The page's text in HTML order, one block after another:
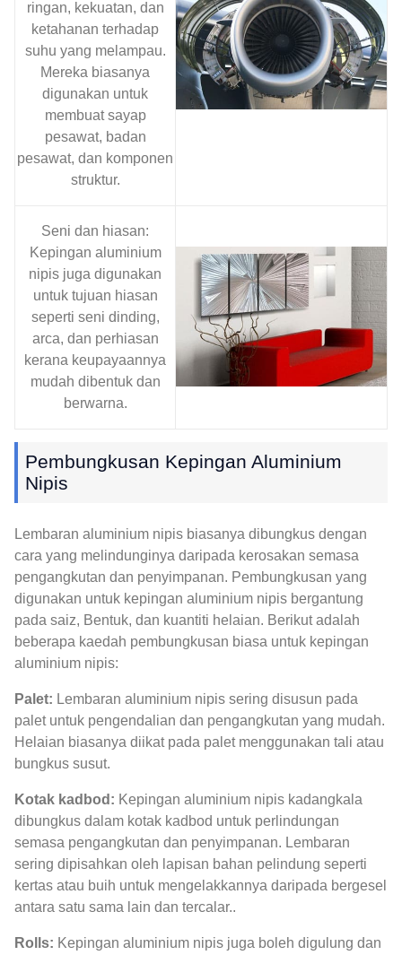
ringan, kekuatan, dan
ketahanan terhadap
suhu yang melampau.
Mereka biasanya
digunakan untuk
membuat sayap
pesawat, badan
pesawat, dan komponen
struktur.
Seni dan hiasan:
Kepingan aluminium
nipis juga digunakan
untuk tujuan hiasan
seperti seni dinding,
arca, dan perhiasan
kerana keupayaannya
mudah dibentuk dan
berwarna.
Pembungkusan Kepingan Aluminium
Nipis
Lembaran aluminium nipis biasanya dibungkus dengan
cara yang melindunginya daripada kerosakan semasa
pengangkutan dan penyimpanan. Pembungkusan yang
digunakan untuk kepingan aluminium nipis bergantung
pada saiz, Bentuk, dan kuantiti helaian. Berikut adalah
beberapa kaedah pembungkusan biasa untuk kepingan
aluminium nipis:
Palet: Lembaran aluminium nipis sering disusun pada
palet untuk pengendalian dan pengangkutan yang mudah.
Helaian biasanya diikat pada palet menggunakan tali atau
bungkus susut.
Kotak kadbod: Kepingan aluminium nipis kadangkala
dibungkus dalam kotak kadbod untuk perlindungan
semasa pengangkutan dan penyimpanan. Lembaran
sering dipisahkan oleh lapisan bahan pelindung seperti
kertas atau buih untuk mengelakkannya daripada bergesel
antara satu sama lain dan tercalar..
Rolls: Kepingan aluminium nipis juga boleh digulung dan